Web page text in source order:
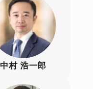
中村 浩一郎